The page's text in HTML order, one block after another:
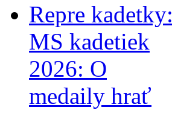
Repre kadetky:
MS kadetiek
2026: O
medaily hrať